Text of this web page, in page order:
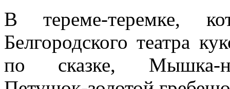
В тереме-теремке,
Белгородского театра
по сказке, Мышка-